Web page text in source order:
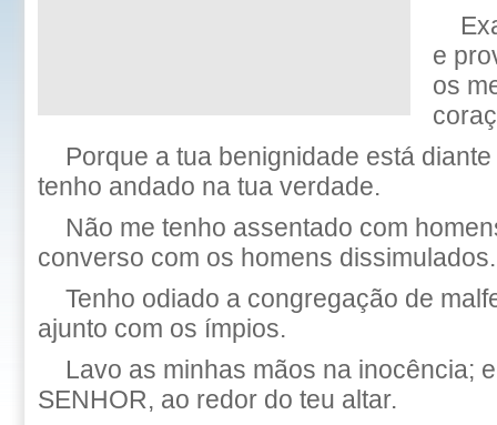
e
os
Porque a tua benignidade está
tenho andado na tua verdade.
Não me tenho assentado com
converso com os homens dissimulados.
Tenho odiado a congregação de
ajunto com os ímpios.
Lavo as minhas mãos na inocência;
SENHOR, ao redor do teu altar.